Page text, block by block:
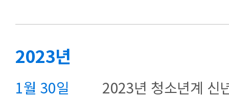
2023년
1월 30일
2023년 청소년계 신